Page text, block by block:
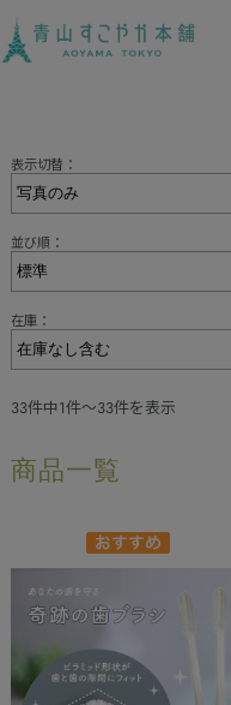
表示切替：
並び順：
在庫：
33件中1件～33件を表示
商品一覧